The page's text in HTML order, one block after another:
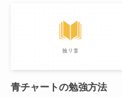
青チャートの勉強方法